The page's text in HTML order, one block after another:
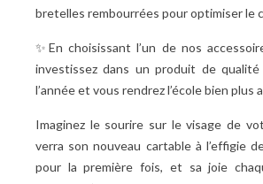
bretelles rembourrées pour optimiser le
✨En choisissant l’un de nos
investissez dans un produit de
l’année et vous rendrez l’école bien plus
Imaginez le sourire sur le visage de
verra son nouveau cartable à l’effigie
pour la première fois, et sa joie